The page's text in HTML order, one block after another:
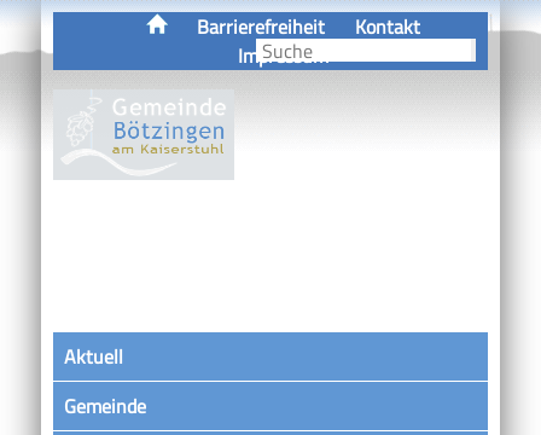
Barrierefreiheit
Kontakt
Impressum
Aktuell
Gemeinde